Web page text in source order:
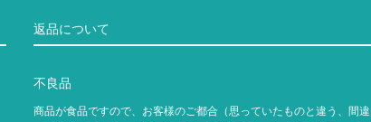
返品について
不良品
商品が食品ですので、お客様のご都合（思っていたものと違う、間違